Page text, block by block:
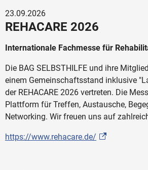
23.09.2026
REHACARE 2026
Internationale Fachmesse für
Die BAG SELBSTHILFE und ihre
einem Gemeinschaftsstand inklusive
der REHACARE 2026 vertreten. Die
Plattform für Treffen, Austausche,
Networking. Wir freuen uns auf
https://www.rehacare.de/